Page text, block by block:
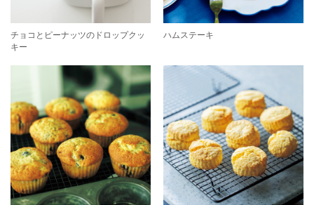
チョコとピーナッツのドロップクッ
キー
ハムステーキ